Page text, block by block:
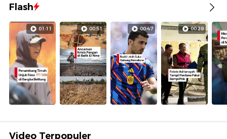
Flash
01:11 00:51 00:47 00:29
Video Terpopuler